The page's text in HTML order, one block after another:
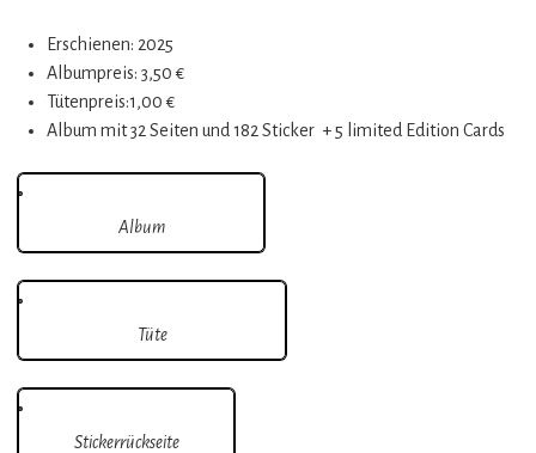
Erschienen: 2025
Albumpreis: 3,50 €
Tütenpreis:1,00 €
Album mit 32 Seiten und 182 Sticker + 5 limited Edition Cards
Album
Tüte
Stickerrückseite